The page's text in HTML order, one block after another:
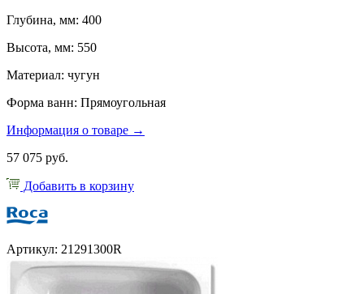
Глубина, мм: 400
Высота, мм: 550
Материал: чугун
Форма ванн: Прямоугольная
Информация о товаре →
57 075 руб.
Добавить в корзину
Артикул: 21291300R